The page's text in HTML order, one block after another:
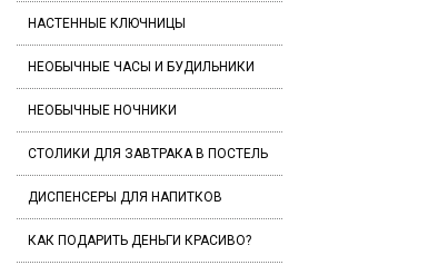
НАСТЕННЫЕ КЛЮЧНИЦЫ
НЕОБЫЧНЫЕ ЧАСЫ И БУДИЛЬНИКИ
НЕОБЫЧНЫЕ НОЧНИКИ
СТОЛИКИ ДЛЯ ЗАВТРАКА В ПОСТЕЛЬ
ДИСПЕНСЕРЫ ДЛЯ НАПИТКОВ
КАК ПОДАРИТЬ ДЕНЬГИ КРАСИВО?